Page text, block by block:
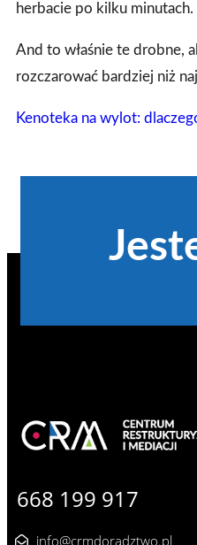
herbacie po kilku minutach.
And to właśnie te drobne,
rozczarować bardziej niż
Kenoteka na wylot:
668 199 917
info@crmdoradztwo.pl